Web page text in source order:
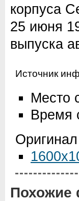
корпуса
25 июня
выпуска
Источник
Место
Время
Похожие